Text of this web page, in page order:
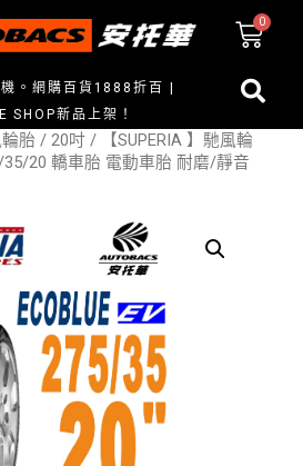
。網購百貨1888折百 |
SHOP新品上架！
胎 / 20吋/ 【SUPERIA 】馳風輪
35/20 轎車胎 電動車胎 耐磨/靜音